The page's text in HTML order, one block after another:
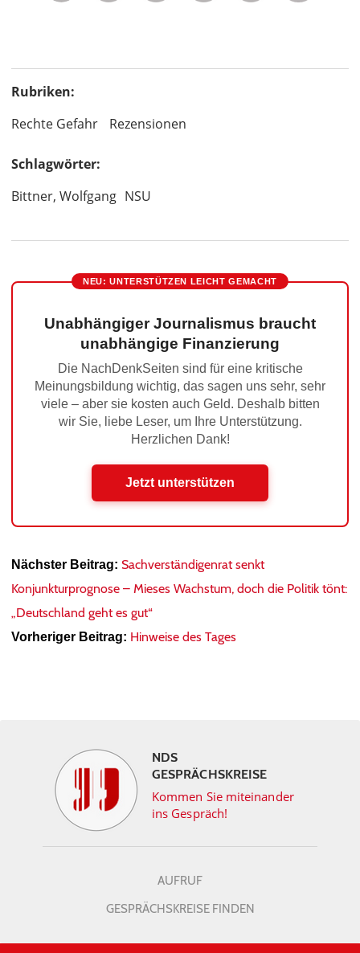
Rubriken:
Rechte Gefahr
Rezensionen
Schlagwörter:
Bittner, Wolfgang NSU
NEU: UNTERSTÜTZEN LEICHT GEMACHT
Unabhängiger Journalismus braucht
unabhängige Finanzierung
Die NachDenkSeiten sind für eine kritische
Meinungsbildung wichtig, das sagen uns sehr, sehr
viele – aber sie kosten auch Geld. Deshalb bitten
wir Sie, liebe Leser, um Ihre Unterstützung.
Herzlichen Dank!
Jetzt unterstützen
Nächster Beitrag: Sachverständigenrat senkt
Konjunkturprognose – Mieses Wachstum, doch die Politik tönt:
„Deutschland geht es gut“
Vorheriger Beitrag: Hinweise des Tages
NDS
GESPRÄCHSKREISE
Kommen Sie miteinander
ins Gespräch!
AUFRUF
GESPRÄCHSKREISE FINDEN